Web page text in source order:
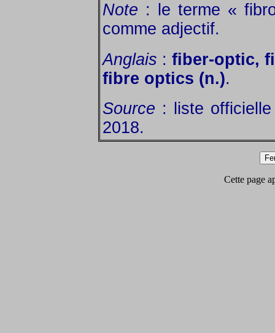
Note : le terme «
comme adjectif.
Anglais : fiber-optic,
fibre optics (n.).
Source : liste
2018.
Cette page